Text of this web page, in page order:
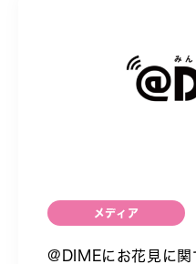
メディア
@DIMEにお花見に